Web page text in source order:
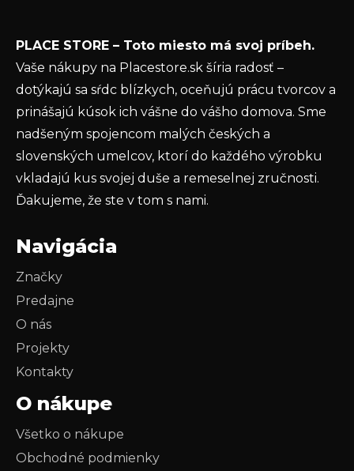
ochrany osobných údajov
PRIHLÁSIŤ SA
PLACE STORE – Toto miesto má svoj príbeh.
Vaše nákupy na Placestore.sk šíria radosť –
dotýkajú sa sŕdc blízkych, oceňujú prácu tvorcov a
prinášajú kúsok ich vášne do vášho domova. Sme
nadšeným spojencom malých českých a
slovenských umelcov, ktorí do každého výrobku
vkladajú kus svojej duše a remeselnej zručnosti.
Ďakujeme, že ste v tom s nami.
Navigácia
Značky
Predajne
O nás
Projekty
Kontakty
O nákupe
Všetko o nákupe
Obchodné podmienky